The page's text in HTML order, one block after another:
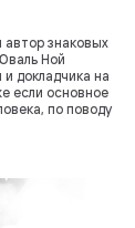
автор знаковых
Ной
докладчика на
если основное
по поводу